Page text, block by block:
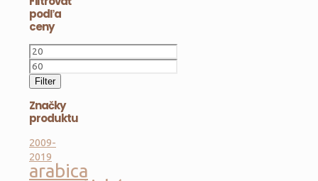
38,00 €.
podľa
ceny
Minimálna
cena
Maximálna
cena
Filter
Značky
produktu
2009-
2019
arabica